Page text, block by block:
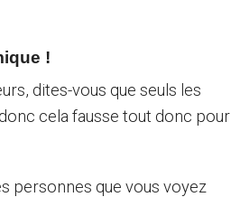
!
dites-vous que seuls les
cela fausse tout donc pour
personnes que vous voyez